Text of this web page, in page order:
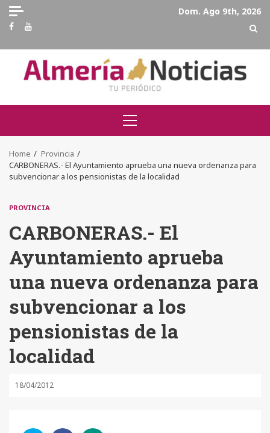
Skip
content
Dom. Ago 9th, 2026
Facebook
Youtube
Primary
Menu
Home
Provincia
CARBONERAS.- El Ayuntamiento aprueba una nueva ordenanza para
subvencionar a los pensionistas de la localidad
PROVINCIA
CARBONERAS.- El
Ayuntamiento aprueba
una nueva ordenanza para
subvencionar a los
pensionistas de la
localidad
18/04/2012